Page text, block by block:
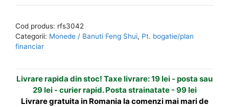
Feng
cu
Yin-
Yang
e
n
a
i
v
Cod produs: rfs3042
Categorii: Monede / Banuti Feng Shui, Pt. bogatie/plan
financiar
Livrare rapida din stoc! Taxe livrare: 19 lei - posta sau
29 lei - curier rapid. Posta strainatate - 99 lei
Livrare gratuita in Romania la comenzi mai mari de